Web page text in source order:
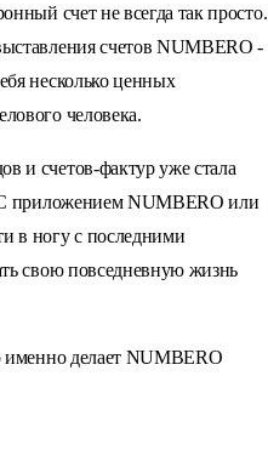
счет не всегда так просто.
счетов NUMBERO -
несколько ценных
человека.
и счетов-фактур уже стала
С приложением NUMBERO или
в ногу с последними
свою повседневную жизнь
именно делает NUMBERO